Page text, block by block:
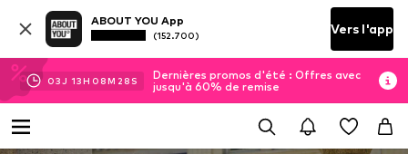
ABOUT YOU App
(152.700) Vers l'app
03J 13H 08M 26 S
Dernières promos d'été : Offres avec
jusqu'à 60% de remise